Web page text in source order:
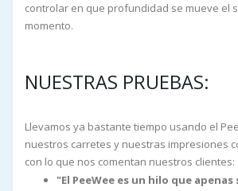
controlar en que profundidad se mueve el
momento.
NUESTRAS PRUEBAS:
Llevamos ya bastante tiempo usando el
nuestros carretes y nuestras impresiones
con lo que nos comentan nuestros clientes:
"El PeeWee es un hilo que